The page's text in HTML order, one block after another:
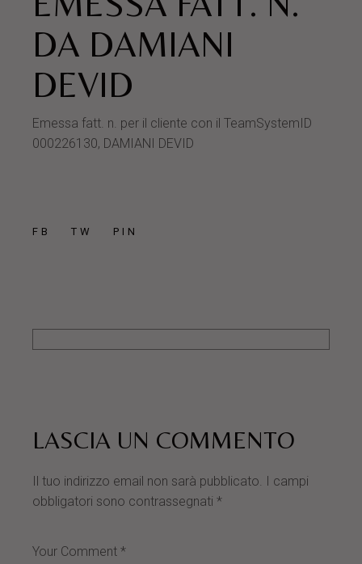
DA DAMIANI
DEVID
Emessa fatt. n. per il cliente con il TeamSystemID
000226130, DAMIANI DEVID
FB TW PIN
LASCIA UN COMMENTO
Il tuo indirizzo email non sarà pubblicato. I campi
obbligatori sono contrassegnati*